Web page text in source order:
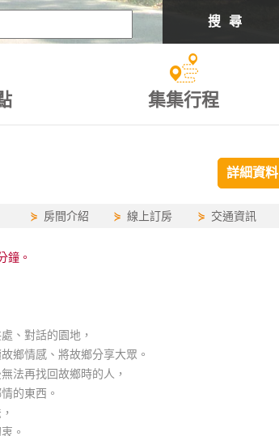
搜 尋
集集行程
詳細資料
⋟ 房間介紹 ⋟線上訂房 ⋟ 交通資訊
鐘。
、對話的園地，
鄉情感、將故鄉分享大眾。
法再找回故鄉時的人，
的東西。
。